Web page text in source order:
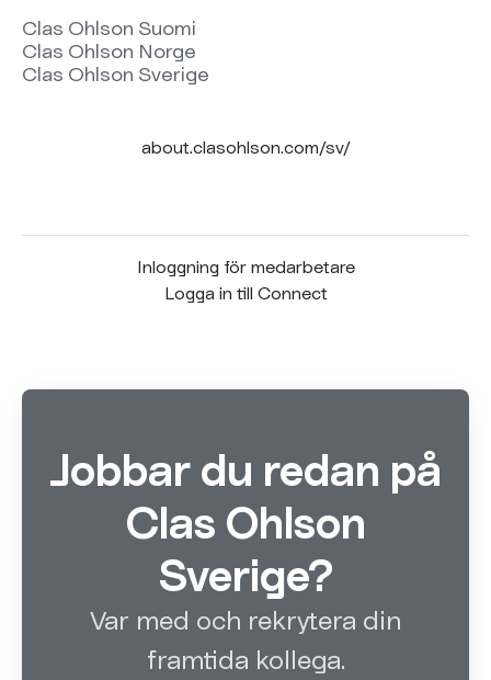
Clas Ohlson Suomi
Clas Ohlson Norge
Clas Ohlson Sverige
about.clasohlson.com/sv/
Inloggning för medarbetare
Logga in till Connect
Jobbar du redan på
Clas Ohlson
Sverige?
Var med och rekrytera din
framtida kollega.